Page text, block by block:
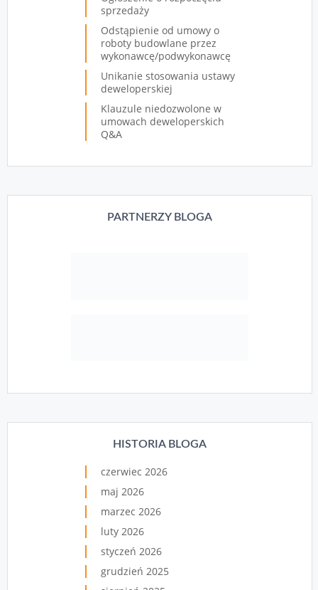
sprzedaży
Odstąpienie od umowy o
roboty budowlane przez
wykonawcę/podwykonawcę
Unikanie stosowania ustawy
deweloperskiej
Klauzule niedozwolone w
umowach deweloperskich
Q&A
PARTNERZY BLOGA
HISTORIA BLOGA
czerwiec 2026
maj 2026
marzec 2026
luty 2026
styczeń 2026
grudzień 2025